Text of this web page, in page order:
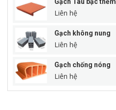
Liên hệ
Gạch không nung
Liên hệ
Gạch chống nóng
Liên hệ